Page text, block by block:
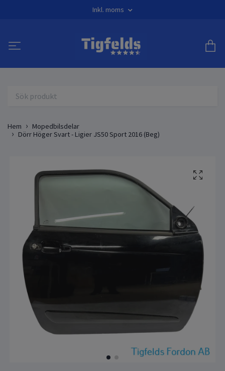
Inkl. moms
Hem
Mopedbilsdelar
Dörr Höger Svart - Ligier JS50 Sport 2016 (Beg)